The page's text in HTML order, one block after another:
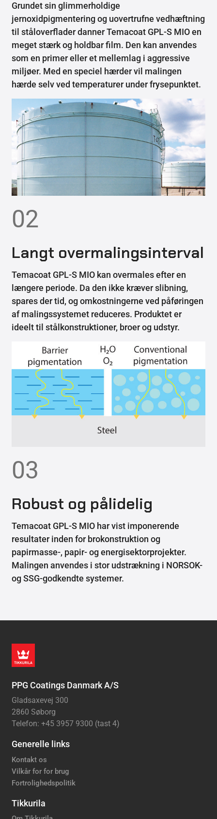
Grundet sin glimmerholdige
jernoxidpigmentering og uovertrufne vedhæftning
til ståloverflader danner Temacoat GPL-S MIO en
meget stærk og holdbar film. Den kan anvendes
som en primer eller et mellemlag i aggressive
miljøer. Med en speciel hærder vil malingen
hærde selv ved temperaturer under frysepunktet.
02
Langt overmalingsinterval
Temacoat GPL-S MIO kan overmales efter en
længere periode. Da den ikke kræver slibning,
spares der tid, og omkostningerne ved påføringen
af malingssystemet reduceres. Produktet er
ideelt til stålkonstruktioner, broer og udstyr.
03
Robust og pålidelig
Temacoat GPL-S MIO har vist imponerende
resultater inden for brokonstruktion og
papirmasse-, papir- og energisektorprojekter.
Malingen anvendes i stor udstrækning i NORSOK-
og SSG-godkendte systemer.
PPG Coatings Danmark A/S
Gladsaxevej 300
2860 Søborg
Telefon: +45 3957 9300 (tast 4)
Generelle links
Kontakt os
Vilkår for for brug
Fortrolighedspolitik
Tikkurila